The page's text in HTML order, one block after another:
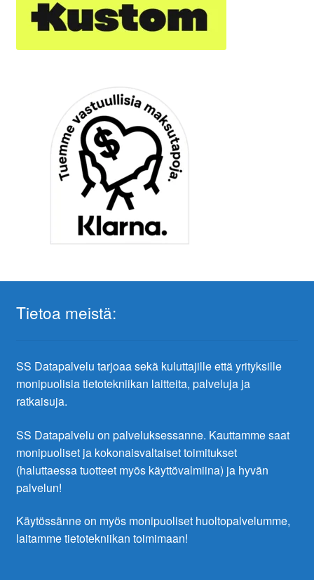
Tietoa meistä:
SS Datapalvelu tarjoaa sekä kuluttajille että yrityksille
monipuolisia tietotekniikan laitteita, palveluja ja
ratkaisuja.
SS Datapalvelu on palveluksessanne. Kauttamme saat
monipuoliset ja kokonaisvaltaiset toimitukset
(haluttaessa tuotteet myös käyttövalmiina) ja hyvän
palvelun!
Käytössänne on myös monipuoliset huoltopalvelumme,
laitamme tietotekniikan toimimaan!